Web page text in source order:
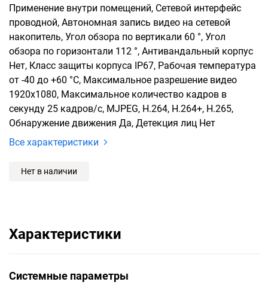
Применение внутри помещений, Сетевой интерфейс
проводной, Автономная запись видео на сетевой
накопитель, Угол обзора по вертикали 60 °, Угол
обзора по горизонтали 112 °, Антивандальный корпус
Нет, Класс защиты корпуса IP67, Рабочая температура
от -40 до +60 °С, Максимальное разрешение видео
1920x1080, Максимальное количество кадров в
секунду 25 кадров/с, MJPEG, H.264, H.264+, H.265,
Обнаружение движения Да, Детекция лиц Нет
Все характеристики
Нет в наличии
Характеристики
Системные параметры